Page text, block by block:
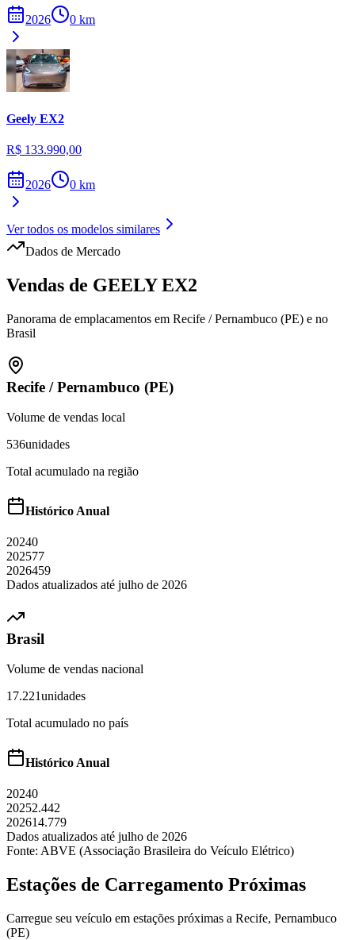
2026 0 km
Geely EX2
R$ 133.990,00
2026 0 km
Ver todos os modelos similares
Dados de Mercado
Vendas de GEELY EX2
Panorama de emplacamentos em Recife / Pernambuco (PE) e no
Brasil
Recife /Pernambuco (PE)
Volume de vendas local
536unidades
Total acumulado na região
Histórico Anual
20240
202577
2026459
Dados atualizados até julho de 2026
Brasil
Volume de vendas nacional
17.221unidades
Total acumulado no país
Histórico Anual
20240
20252.442
202614.779
Dados atualizados até julho de 2026
Fonte: ABVE (Associação Brasileira do Veículo Elétrico)
Estações de Carregamento Próximas
Carregue seu veículo em estações próximas a Recife, Pernambuco
(PE)